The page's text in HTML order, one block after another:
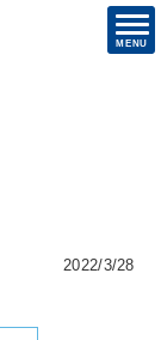
2022/3/28